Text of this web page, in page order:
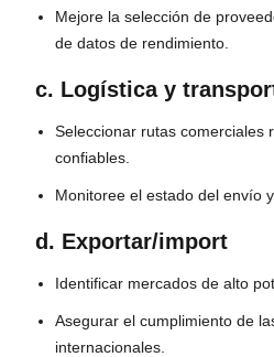
Mejore la selección de
de datos de rendimiento.
c. Logística y
Seleccionar rutas comerciales
confiables.
Monitoree el estado del envío
d. Exportar/import
Identificar mercados de alto
Asegurar el cumplimiento de
internacionales.